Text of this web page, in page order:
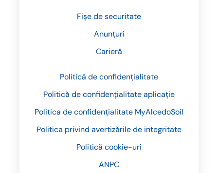
Fișe de securitate
Anunțuri
Carieră
Politică de confidențialitate
Politică de confidențialitate aplicație
Politica de confidențialitate MyAlcedoSoil
Politica privind avertizările de integritate
Politică cookie-uri
ANPC